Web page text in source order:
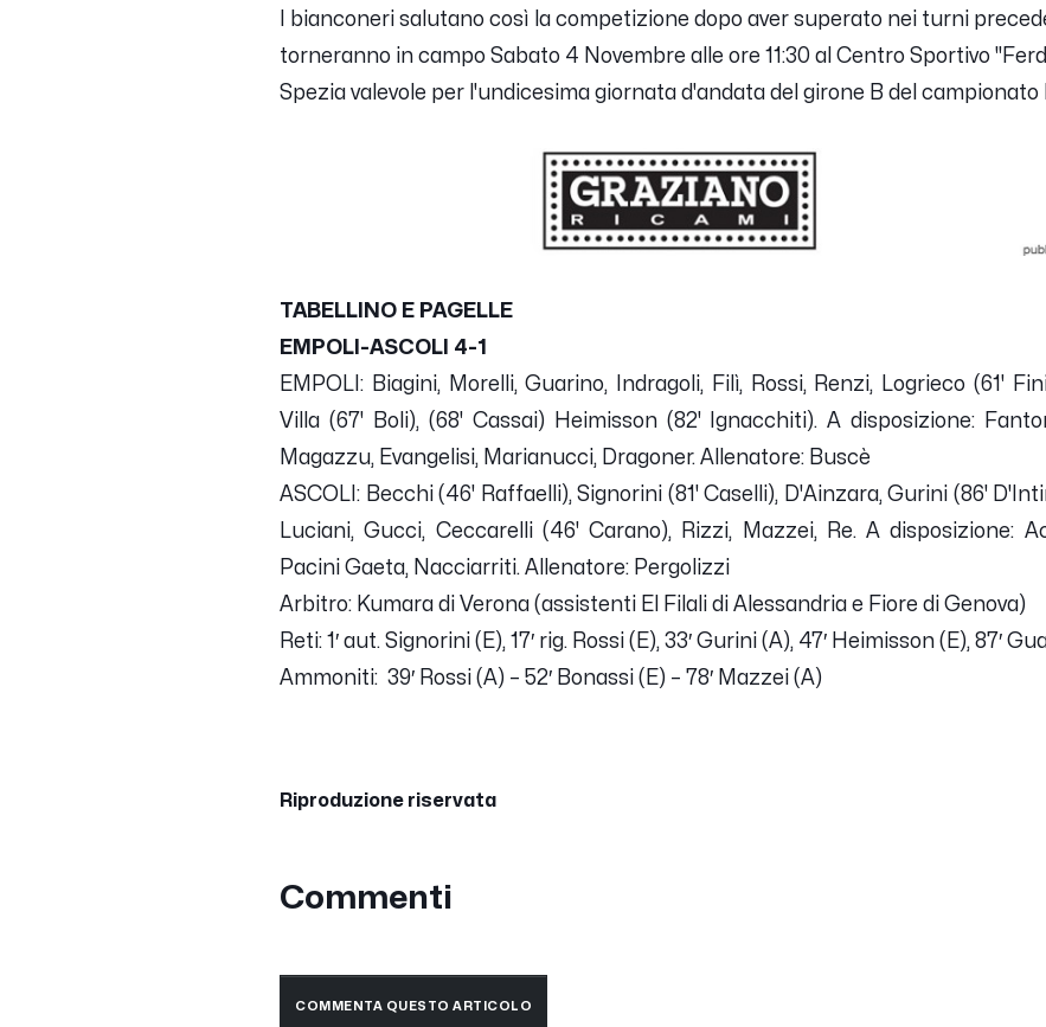
I bianconeri salutano così la competizione dopo aver superato nei turni
torneranno in campo Sabato 4 Novembre alle ore 11:30 al Centro Sportivo
Spezia valevole per l'undicesima giornata d'andata del girone B del campionato
TABELLINO E PAGELLE
EMPOLI-ASCOLI 4-1
EMPOLI: Biagini, Morelli, Guarino, Indragoli, Filì, Rossi, Renzi, Logrieco (61'
Villa (67' Boli), (68' Cassai) Heimisson (82' Ignacchiti). A disposizione:
Magazzu, Evangelisi, Marianucci, Dragoner. Allenatore: Buscè
ASCOLI: Becchi (46' Raffaelli), Signorini (81' Caselli), D'Ainzara, Gurini (86'
Luciani, Gucci, Ceccarelli (46' Carano), Rizzi, Mazzei, Re. A disposizione:
Pacini Gaeta, Nacciarriti. Allenatore: Pergolizzi
Arbitro: Kumara di Verona (assistenti El Filali di Alessandria e Fiore di Genova)
Reti: 1′ aut. Signorini (E), 17′ rig. Rossi (E), 33′ Gurini (A), 47′ Heimisson (E), 87′
Ammoniti: 39′ Rossi (A) – 52′ Bonassi (E) – 78′ Mazzei (A)
Riproduzione riservata
Commenti
COMMENTA QUESTO ARTICOLO